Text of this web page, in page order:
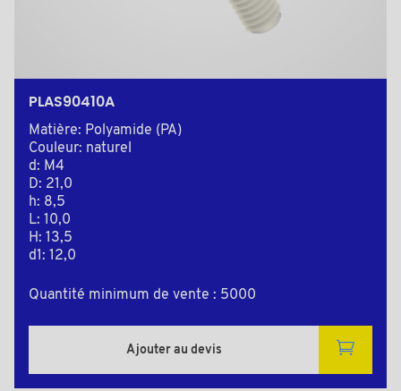
PLAS90410A
Matière: Polyamide (PA)
Couleur: naturel
d: M4
D: 21,0
h: 8,5
L: 10,0
H: 13,5
d1: 12,0
Quantité minimum de vente : 5000
Ajouter au devis